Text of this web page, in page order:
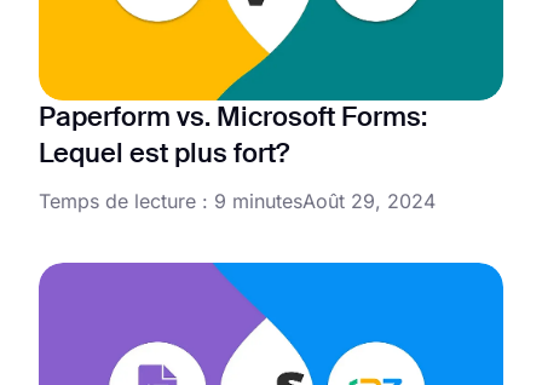
Paperform vs. Microsoft Forms:
Lequel est plus fort?
Temps de lecture : 9 minutesAoût 29, 2024